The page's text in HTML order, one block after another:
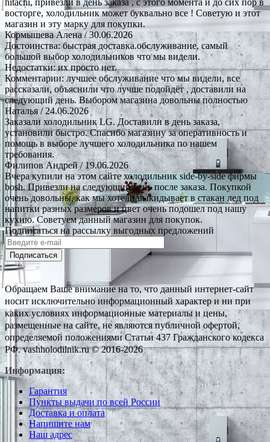
hitachi, привезли в день заказа , с этого момента и до сих пор в
восторге, холодильник может буквально все ! Советую и этот
магазин и эту марку для покупки.
Кормышева Алена/ 30.06.2026
Достоинства: быстрая доставка.обслуживание, самый
большой выбор холодильников что мы видели.
Недостатки: их просто нет.
Комментарии: лучшее обслуживание что мы видели, все
рассказали, объяснили что лучше подойдёт , доставили на
следующий день. Выбором магазина довольны полностью
Наталья / 24.06.2026
Заказали холодильник LG. Доставили в день заказа,
установили быстро. Спасибо магазину за оперативность и
помощь в выборе лучшего холодильника по нашем
требования.
Филипов Андрей/ 19.06.2026
Вчера купили на этом сайте холодильник side-by-side фирмы
bosh. Привезли на следующий день после заказа. Покупкой
очень довольны, как мы хотели выкидывает в стакан лед под
напитки разных размеров и цвет очень подошел под нашу
кухню. Советуем данный магазин для покупок.
Подписаться на рассылку выгодных предложений
Подписаться
Обращаем Ваше внимание на то, что данный интернет-сайт
носит исключительно информационный характер и ни при
каких условиях информационные материалы и цены,
размещенные на сайте, не являются публичной офертой,
определяемой положениями Статьи 437 Гражданского кодекса
РФ. vashholodilnik.ru © 2016-2026
Информация:
Гарантия
Пункты выдачи по всей России
Доставка и оплата
Напишите нам
Наш адрес